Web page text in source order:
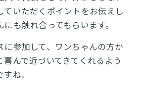
ていただくポイントをお伝えし
も触れ合ってもらいます。
に参加して、ワンちゃんの方か
喜んで近づいてきてくれるよう
ね。